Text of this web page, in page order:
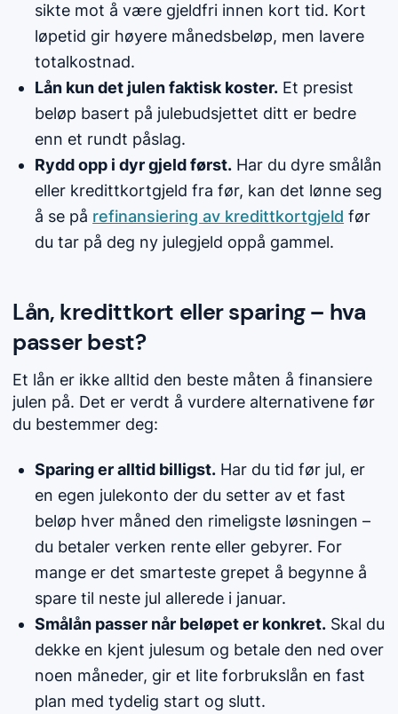
sikte mot å være gjeldfri innen kort tid. Kort
løpetid gir høyere månedsbeløp, men lavere
totalkostnad.
Lån kun det julen faktisk koster. Et presist
beløp basert på julebudsjettet ditt er bedre
enn et rundt påslag.
Rydd opp i dyr gjeld først. Har du dyre smålån
eller kredittkortgjeld fra før, kan det lønne seg
å se på refinansiering av kredittkortgjeld før
du tar på deg ny julegjeld oppå gammel.
Lån, kredittkort eller sparing – hva
passer best?
Et lån er ikke alltid den beste måten å finansiere
julen på. Det er verdt å vurdere alternativene før
du bestemmer deg:
Sparing er alltid billigst. Har du tid før jul, er
en egen julekonto der du setter av et fast
beløp hver måned den rimeligste løsningen –
du betaler verken rente eller gebyrer. For
mange er det smarteste grepet å begynne å
spare til neste jul allerede i januar.
Smålån passer når beløpet er konkret. Skal du
dekke en kjent julesum og betale den ned over
noen måneder, gir et lite forbrukslån en fast
plan med tydelig start og slutt.